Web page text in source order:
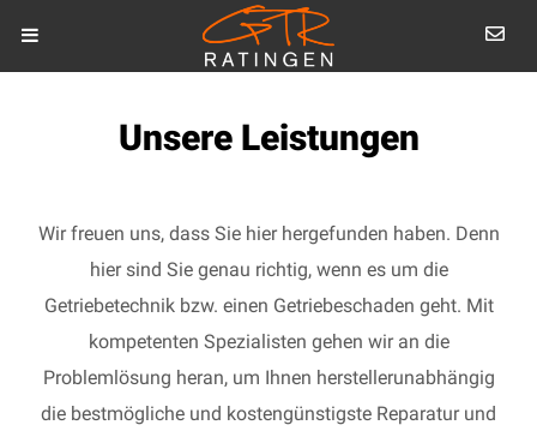
Unsere Leistungen
Wir freuen uns, dass Sie hier hergefunden haben. Denn
hier sind Sie genau richtig, wenn es um die
Getriebetechnik bzw. einen Getriebeschaden geht. Mit
kompetenten Spezialisten gehen wir an die
Problemlösung heran, um Ihnen herstellerunabhängig
die bestmögliche und kostengünstigste Reparatur und